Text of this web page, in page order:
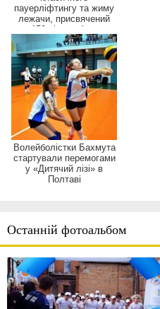
Останній фотоальбом
пауерліфтингу та жиму
лежачи, присвячений
150-річчю міста
Волейболістки Бахмута
стартували перемогами
у «Дитячий лізі» в
Полтаві